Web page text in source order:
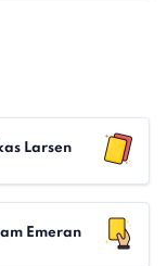
Larsen
Emeran